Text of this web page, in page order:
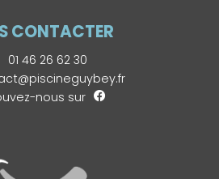
CONTACTER
01 46 26 62 30
nous sur